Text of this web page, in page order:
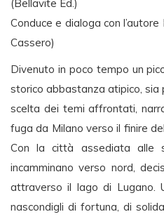
(Bellavite Ed.)
Conduce e dialoga con
Cassero)
Divenuto in poco tempo un
storico abbastanza atipico, sia
scelta dei temi affrontati,
fuga da Milano verso il finire
Con la città assediata alle
incamminano verso nord,
attraverso il lago di Lugano.
nascondigli di fortuna, di